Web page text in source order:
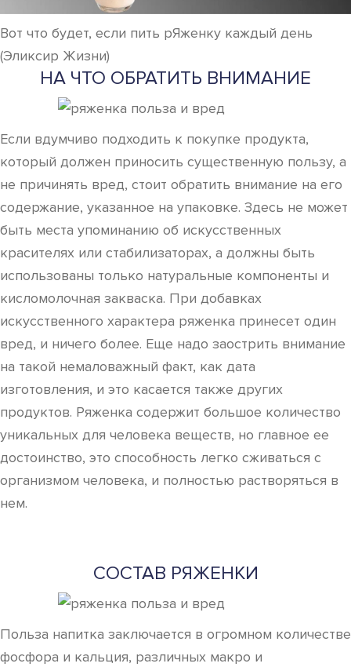
Вот что будет, если пить рЯженку каждый день
(Эликсир Жизни)
НА ЧТО ОБРАТИТЬ ВНИМАНИЕ
Если вдумчиво подходить к покупке продукта,
который должен приносить существенную пользу, а
не причинять вред, стоит обратить внимание на его
содержание, указанное на упаковке. Здесь не может
быть места упоминанию об искусственных
красителях или стабилизаторах, а должны быть
использованы только натуральные компоненты и
кисломолочная закваска. При добавках
искусственного характера ряженка принесет один
вред, и ничего более. Еще надо заострить внимание
на такой немаловажный факт, как дата
изготовления, и это касается также других
продуктов. Ряженка содержит большое количество
уникальных для человека веществ, но главное ее
достоинство, это способность легко сживаться с
организмом человека, и полностью растворяться в
нем.
СОСТАВ РЯЖЕНКИ
Польза напитка заключается в огромном количестве
фосфора и кальция, различных макро и